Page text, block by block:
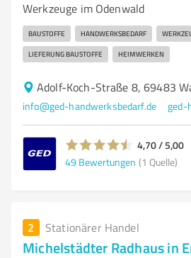
Werkzeuge im Odenwald
BAUSTOFFE HANDWERKSBEDARF
LIEFERUNG BAUSTOFFE HEIMWERKEN
Adolf-Koch-Straße 8, 69483
info@ged-handwerksbedarf.de ged-
4,70 / 5,00
49 Bewertungen (1 Quelle)
2 Stationärer Handel
Michelstädter Radhaus in